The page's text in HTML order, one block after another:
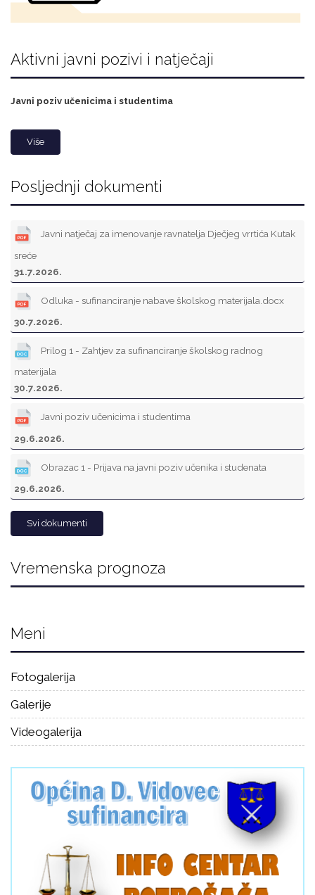
Aktivni javni pozivi i natječaji
Javni poziv učenicima i studentima
Više
Posljednji dokumenti
Javni natječaj za imenovanje ravnatelja Dječjeg vrrtića Kutak
sreće
31.7.2026.
Odluka - sufinanciranje nabave školskog materijala.docx
30.7.2026.
Prilog 1 - Zahtjev za sufinanciranje školskog radnog
materijala
30.7.2026.
Javni poziv učenicima i studentima
29.6.2026.
Obrazac 1 - Prijava na javni poziv učenika i studenata
29.6.2026.
Svi dokumenti
Vremenska prognoza
Meni
Fotogalerija
Galerije
Videogalerija